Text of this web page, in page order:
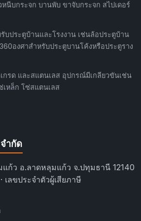
นีบกระจก บานพับ ขาจับกระจก สไปเดอร์
บประตูบ้านและโรงงาน เช่นล้อประตูบ้าน
องศาสำหรับประตูบานโค้งหรือประตูราง
กรด และสแตนเลส อุปกรณ์มีเกลียวขันเช่น
เหล็ก โซ่สแตนเลส
ำกัด
ก้ว อ.ลาดหลุมแก้ว จ.ปทุมธานี 12140
ลขประจำตัวผู้เสียภาษี